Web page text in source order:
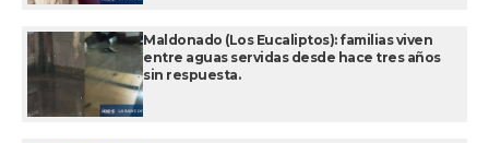
Maldonado (Los Eucaliptos): familias viven
entre aguas servidas desde hace tres años
sin respuesta.